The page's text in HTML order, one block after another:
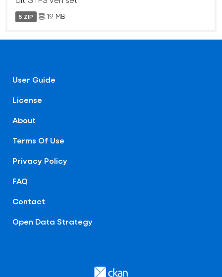
5 ZIP 19 MB
User Guide
License
About
Terms Of Use
Privacy Policy
FAQ
Contact
Open Data Strategy